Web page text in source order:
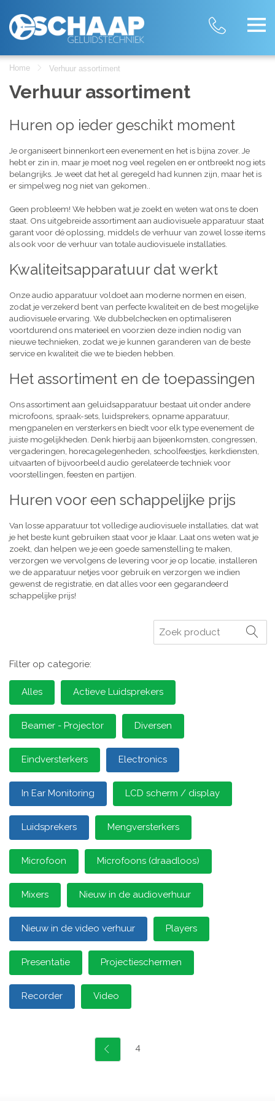
Home Verhuur assortiment
Verhuur assortiment
Huren op ieder geschikt moment
Je organiseert binnenkort een evenement en het is bijna zover. Je
hebt er zin in, maar je moet nog veel regelen en er ontbreekt nog iets
belangrijks. Je weet dat het al geregeld had kunnen zijn, maar het is
er simpelweg nog niet van gekomen..
Geen probleem! We hebben wat je zoekt en weten wat ons te doen
staat. Ons uitgebreide assortiment aan audiovisuele apparatuur staat
garant voor dé oplossing, middels de verhuur van zowel losse items
als ook voor de verhuur van totale audiovisuele installaties.
Kwaliteitsapparatuur dat werkt
Onze audio apparatuur voldoet aan moderne normen en eisen,
zodat je verzekerd bent van perfecte kwaliteit en de best mogelijke
audiovisuele ervaring. We dubbelchecken en optimaliseren
voortdurend ons materieel en voorzien deze indien nodig van
nieuwe technieken, zodat we je kunnen garanderen van de beste
service en kwaliteit die we te bieden hebben.
Het assortiment en de toepassingen
Ons assortiment aan geluidsapparatuur bestaat uit onder andere
microfoons, spraak-sets, luidsprekers, opname apparatuur,
mengpanelen en versterkers en biedt voor elk type evenement de
juiste mogelijkheden. Denk hierbij aan bijeenkomsten, congressen,
vergaderingen, horecagelegenheden, schoolfeestjes, kerkdiensten,
uitvaarten of bijvoorbeeld audio gerelateerde techniek voor
voorstellingen, feesten en partijen.
Huren voor een schappelijke prijs
Van losse apparatuur tot volledige audiovisuele installaties, dat wat
je het beste kunt gebruiken staat voor je klaar. Laat ons weten wat je
zoekt, dan helpen we je een goede samenstelling te maken,
verzorgen we vervolgens de levering voor je op locatie, installeren
we de apparatuur netjes voor gebruik en verzorgen we indien
gewenst de registratie, en dat alles voor een gegarandeerd
schappelijke prijs!
Zoeken
Filter op categorie:
Alles Actieve Luidsprekers
Beamer - Projector Diversen
Eindversterkers Electronics
In Ear Monitoring LCD scherm / display
Luidsprekers Mengversterkers
Microfoon Microfoons (draadloos)
Mixers Nieuw in de audioverhuur
Nieuw in de video verhuur Players
Presentatie Projectieschermen
Recorder Video
4